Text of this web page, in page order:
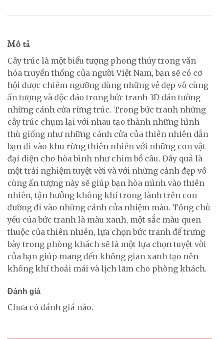
Mô tả
Cây trúc là một biểu tượng phong thủy trong văn
hóa truyền thống của người Việt Nam, bạn sẽ có cơ
hội được chiêm ngưỡng dùng những vẻ đẹp vô cùng
ấn tượng và độc đáo trong bức tranh 3D dán tường
những cánh cửa rừng trúc. Trong bức tranh những
cây trúc chụm lại với nhau tạo thành những hình
thù giống như những cánh cửa của thiên nhiên dẫn
bạn đi vào khu rừng thiên nhiên với những con vật
đại diện cho hòa bình như chim bồ câu. Đây quả là
một trải nghiệm tuyệt vời và với những cảnh đẹp vô
cùng ấn tượng này sẽ giúp bạn hòa mình vào thiên
nhiên, tận hưởng không khí trong lành trên con
đường đi vào những cánh cửa nhiệm màu. Tông chủ
yếu của bức tranh là màu xanh, một sắc màu quen
thuộc của thiên nhiên, lựa chọn bức tranh để trưng
bày trong phòng khách sẽ là một lựa chọn tuyệt vời
của bạn giúp mang đến không gian xanh tạo nên
không khí thoải mái và lịch lãm cho phòng khách.
Đánh giá
Chưa có đánh giá nào.